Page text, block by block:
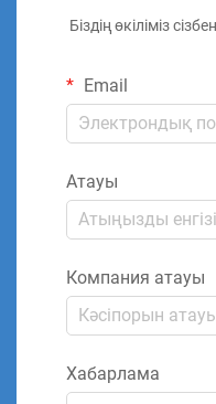
Біздің өкіліміз
Email
Атауы
Компания атауы
Хабарлама